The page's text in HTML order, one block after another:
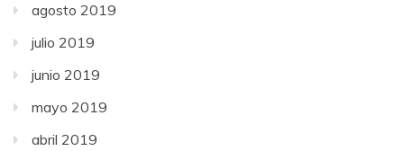
agosto 2019
julio 2019
junio 2019
mayo 2019
abril 2019